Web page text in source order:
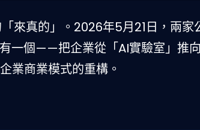
來真的」。2026年5月21日，兩家
一個——把企業從「AI實驗室」推
業商業模式的重構。